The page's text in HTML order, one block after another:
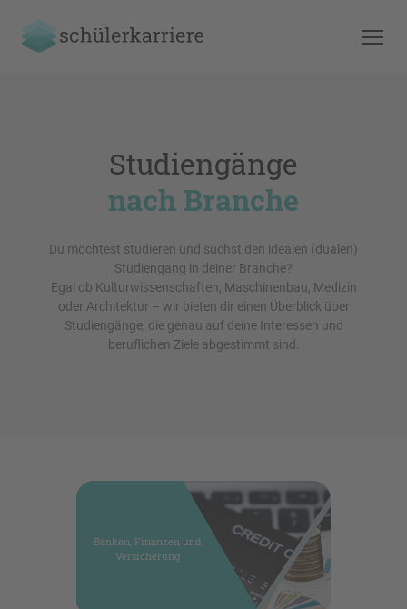
Studiengänge
nach Branche
Du möchtest studieren und suchst den idealen (dualen)
Studiengang in deiner Branche?
Egal ob Kulturwissenschaften, Maschinenbau, Medizin
oder Architektur – wir bieten dir einen Überblick über
Studiengänge, die genau auf deine Interessen und
beruflichen Ziele abgestimmt sind.
Banken, Finanzen und
Versicherung